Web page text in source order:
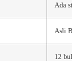
Ada
Asli
12